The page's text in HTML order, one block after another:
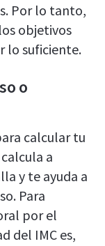
Por lo tanto,
objetivos
lo suficiente.
o
calcular tu
a
y te ayuda a
Para
por el
del IMC es,